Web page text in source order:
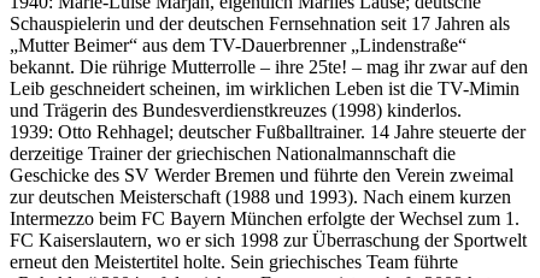
Schauspielerin und der deutschen Fernsehnation seit 17 Jahren als
„Mutter Beimer“ aus dem TV-Dauerbrenner „Lindenstraße“
bekannt. Die rührige Mutterrolle – ihre 25te! – mag ihr zwar auf den
Leib geschneidert scheinen, im wirklichen Leben ist die TV-Mimin
und Trägerin des Bundesverdienstkreuzes (1998) kinderlos.
1939: Otto Rehhagel; deutscher Fußballtrainer. 14 Jahre steuerte der
derzeitige Trainer der griechischen Nationalmannschaft die
Geschicke des SV Werder Bremen und führte den Verein zweimal
zur deutschen Meisterschaft (1988 und 1993). Nach einem kurzen
Intermezzo beim FC Bayern München erfolgte der Wechsel zum 1.
FC Kaiserslautern, wo er sich 1998 zur Überraschung der Sportwelt
erneut den Meistertitel holte. Sein griechisches Team führte